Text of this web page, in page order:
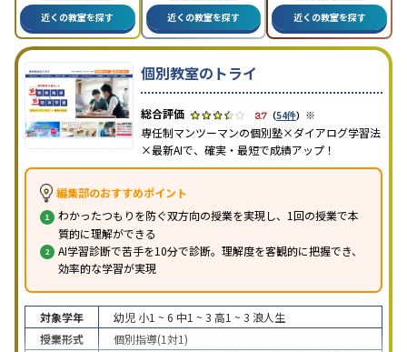
近くの教室を探す 近くの教室を探す 近くの教室を探す
個別教室のトライ
3.7 （54件） ※
専任制マンツーマンの個別塾×ダイアログ学習法
×最新AIで、確実・最短で成績アップ！
編集部のおすすめポイント
わかったつもりを防ぐ双方向の授業を実現し、1回の授業で本
質的に理解ができる
AI学習診断で苦手を10分で診断。理解度を客観的に把握でき、
効率的な学習が実現
対象学年 幼児 小1 ~ 6 中1 ~ 3 高1 ~ 3 浪人生
授業形式
個別指導(1対1)